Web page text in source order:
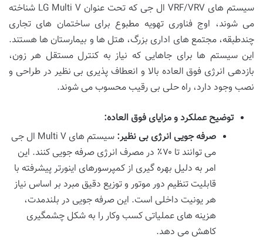
سیستم های VRF/VRV ال جی که تحت عنوان LG Multi V شناخته
می شوند، اوج فناوری تهویه مطبوع برای ساختمان های تجاری
چندطبقه، مجتمع های اداری بزرگ، هتل ها و بیمارستان ها هستند.
این سیستم ها برای جاهایی که نیاز به کنترل مستقل هر زون،
بازدهی انرژی فوق العاده بالا و انعطاف پذیری بی نظیر در طراحی و
نصب وجود دارد، راه حلی بی رقیب محسوب می شوند.
توضیح عملکرد و مزایای فوق العاده:
صرفه جویی انرژی بی نظیر:
سیستم های Multi V ال جی
می توانند تا ۷۰٪ در مصرف انرژی صرفه جویی کنند. این
امر به دلیل بهره گیری از کمپرسورهای اینورتر پیشرفته با
قابلیت تنظیم دور موتور و توزیع دقیق مبرد بر اساس نیاز
هر یونیت داخلی است. این صرفه جویی در بلندمدت،
هزینه های عملیاتی کسب وکار را به شکل چشمگیری
کاهش می دهد.